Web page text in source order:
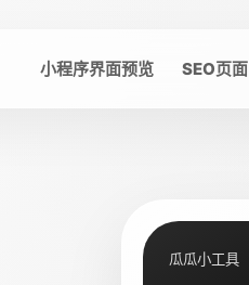
小程序界面预览 SEO页面
瓜瓜小工具